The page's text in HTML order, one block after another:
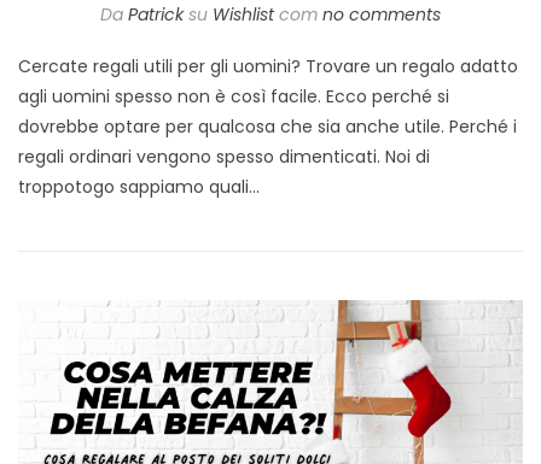
Da Patricksu Wishlistcom no comments
Cercate regali utili per gli uomini? Trovare un regalo adatto
agli uomini spesso non è così facile. Ecco perché si
dovrebbe optare per qualcosa che sia anche utile. Perché i
regali ordinari vengono spesso dimenticati. Noi di
troppotogo sappiamo quali…